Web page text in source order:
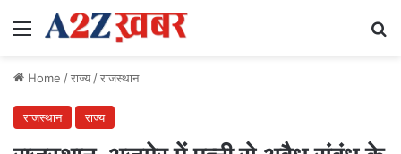
Menu
Home /राज्य/राजस्थान
राजस्थान राज्य